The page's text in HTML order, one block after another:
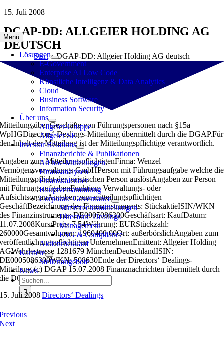
Zum
springen
Menü
Lösungen
E-Government
Enterprise AI Low Code
Künstliche Intelligenz & Data Analytics
Cloud
Business Software
Information Security
Über uns
Allgeier-Gruppe
Allgeier SE
Investor Relations
Finanzberichte & Publikationen
Ad hoc-Mitteilungen
Finanzanalysen
Finanzkalender
Hauptversammlung
Corporate Governance
Stimmrechtsmitteilungen
Directors‘ Dealings
Management
ESG & Compliance
Aktienrückkauf
Karriere
Stellenangebote
News
Suche
nach:
15. Juli 2008
DGAP-DD: ALLGEIER HOLDING AG
DEUTSCH
Start»DGAP-DD: Allgeier Holding AG deutsch
Mitteilung über Geschäfte von Führungspersonen nach §15a
WpHGDirectors‘-Dealings-Mitteilung übermittelt durch die DGAP.Für
den Inhalt der Mitteilung ist der Mitteilungspflichtige verantwortlich.
——————————————————————————
Angaben zum MitteilungspflichtigenFirma: Wenzel
Vermögensverwaltungs GmbHPerson mit Führungsaufgabe welche die
Mitteilungspflicht der juristischen Person auslöstAngaben zur Person
mit FührungsaufgabenFunktion: Verwaltungs- oder
AufsichtsorganAngaben zum mitteilungspflichtigen
GeschäftBezeichnung des Finanzinstruments: StückaktieISIN/WKN
des Finanzinstruments: DE0005086300Geschäftsart: KaufDatum:
11.07.2008Kurs/Preis: 7,54Währung: EURStückzahl:
260000Gesamtvolumen: 1960400,00Ort: außerbörslichAngaben zum
veröffentlichungspflichtigen UnternehmenEmittent: Allgeier Holding
AGWehrlestrasse 1281679 MünchenDeutschlandISIN:
DE0005086300WKN: 508630Ende der Directors‘ Dealings-
Mitteilung (c) DGAP 15.07.2008 Finanznachrichten übermittelt durch
die DGAPID 6595
15. Juli 2008|Directors‘ Dealings|
Previous
Next